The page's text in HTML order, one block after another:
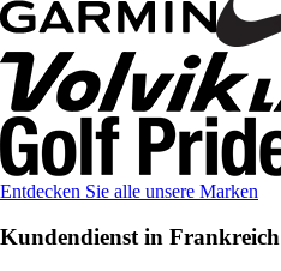
Entdecken Sie alle unsere Marken
Kundendienst in Frankreich